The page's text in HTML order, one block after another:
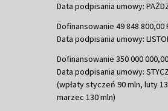
Data podpisania umowy:
Dofinansowanie 49 848 800,00
Data podpisania umowy:
Dofinansowanie 350 000
Data podpisania umowy:
(wpłaty styczeń 90 mln, luty
marzec 130 mln)